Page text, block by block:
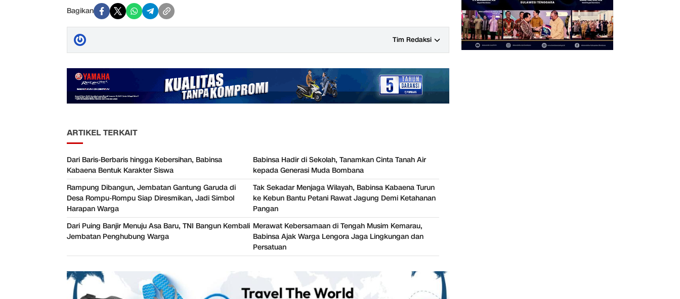
Bagikan
Tim Redaksi
ARTIKEL TERKAIT
Dari Baris-Berbaris hingga Kebersihan, Babinsa
Kabaena Bentuk Karakter Siswa
Babinsa Hadir di Sekolah, Tanamkan Cinta Tanah Air
kepada Generasi Muda Bombana
Rampung Dibangun, Jembatan Gantung Garuda di
Desa Rompu-Rompu Siap Diresmikan, Jadi Simbol
Harapan Warga
Tak Sekadar Menjaga Wilayah, Babinsa Kabaena Turun
ke Kebun Bantu Petani Rawat Jagung Demi Ketahanan
Pangan
Dari Puing Banjir Menuju Asa Baru, TNI Bangun Kembali
Jembatan Penghubung Warga
Merawat Kebersamaan di Tengah Musim Kemarau,
Babinsa Ajak Warga Lengora Jaga Lingkungan dan
Persatuan